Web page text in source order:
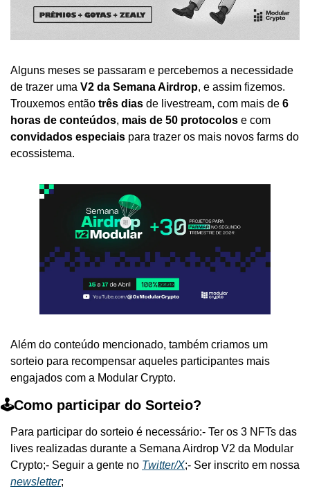
Alguns meses se passaram e percebemos a necessidade
de trazer uma V2 da Semana Airdrop, e assim fizemos.
Trouxemos então três dias de livestream, com mais de 6
horas de conteúdos, mais de 50 protocolos
convidados especiais para trazer os mais novos farms do
ecossistema.
Além do conteúdo mencionado, também criamos um
sorteio para recompensar aqueles participantes mais
engajados com a Modular Crypto.
🕹️Como participar do Sorteio?
Para participar do sorteio é necessário:- Ter os 3 NFTs das
lives realizadas durante a Semana Airdrop V2 da Modular
Crypto;- Seguir a gente no Twitter/X;
newsletter;